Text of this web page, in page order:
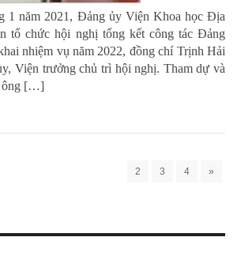
1 năm 2021, Đảng ủy Viện Khoa học Địa
tổ chức hội nghị tổng kết công tác Đảng
nhiệm vụ năm 2022, đồng chí Trịnh Hải
Viện trưởng chủ trì hội nghị. Tham dự và
ông […]
2 3 4 »